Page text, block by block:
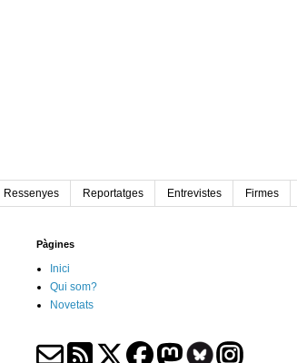
Ressenyes Reportatges Entrevistes Firmes
Pàgines
Inici
Qui som?
Novetats